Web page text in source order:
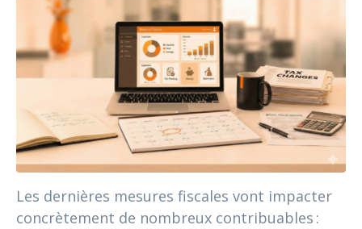
Les dernières mesures fiscales vont impacter
concrètement de nombreux contribuables :